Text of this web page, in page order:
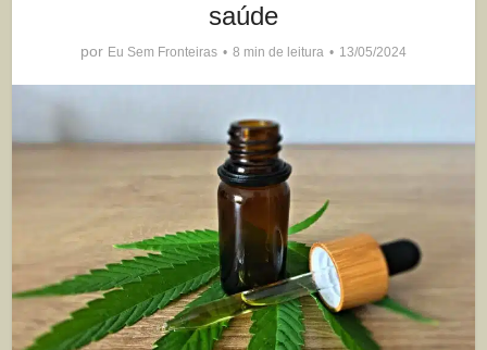
saúde
por Eu Sem Fronteiras 8 min de leitura 13/05/2024